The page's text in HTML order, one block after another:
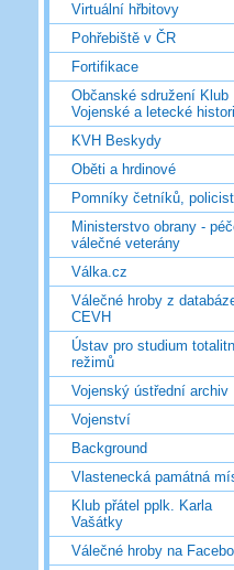
Virtuální hřbitovy
Pohřebiště v ČR
Fortifikace
Občanské sdružení Klub
Vojenské a letecké
KVH Beskydy
Oběti a hrdinové
Pomníky četníků,
Ministerstvo obrany -
válečné veterány
Válka.cz
Válečné hroby z
CEVH
Ústav pro studium
režimů
Vojenský ústřední archiv
Vojenství
Background
Vlastenecká památná
Klub přátel pplk. Karla
Vašátky
Válečné hroby na